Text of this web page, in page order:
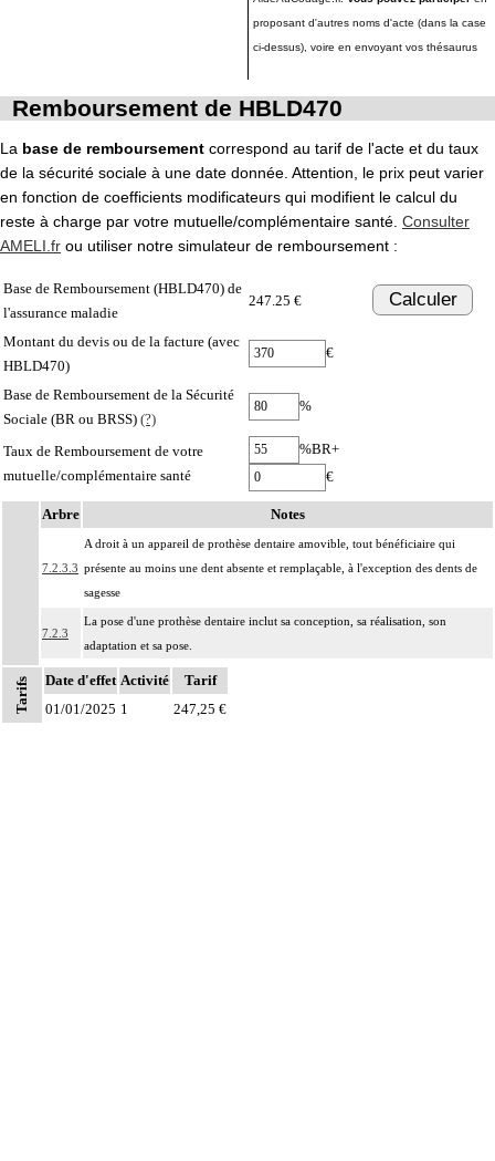
proposant d'autres noms d'acte (dans la case
ci-dessus), voire en envoyant vos thésaurus
Remboursement de HBLD470
La base de remboursement correspond au tarif de l'acte et du taux
de la sécurité sociale à une date donnée. Attention, le prix peut varier
en fonction de coefficients modificateurs qui modifient le calcul du
reste à charge par votre mutuelle/complémentaire santé. Consulter
AMELI.fr ou utiliser notre simulateur de remboursement :
Base de Remboursement (HBLD470) de
l'assurance maladie
247.25 € Calculer
Montant du devis ou de la facture (avec
HBLD470)
€
Base de Remboursement de la Sécurité
Sociale (BR ou BRSS) (?)
%
Taux de Remboursement de votre
mutuelle/complémentaire santé
%BR+
€
Notes
Arbre Notes
7.2.3.3
A droit à un appareil de prothèse dentaire amovible, tout bénéficiaire qui
présente au moins une dent absente et remplaçable, à l'exception des dents de
sagesse
7.2.3
La pose d'une prothèse dentaire inclut sa conception, sa réalisation, son
adaptation et sa pose.
7.2.3
Facturation : la durée d'usage des prothèses dentaires n'est pas limitée ; la prise
en charge du renouvellement des prothèses dentaires est subordonnée à l'usure
Tarifs Date d'effet Activité
Tarif
01/01/2025 1 247,25 €